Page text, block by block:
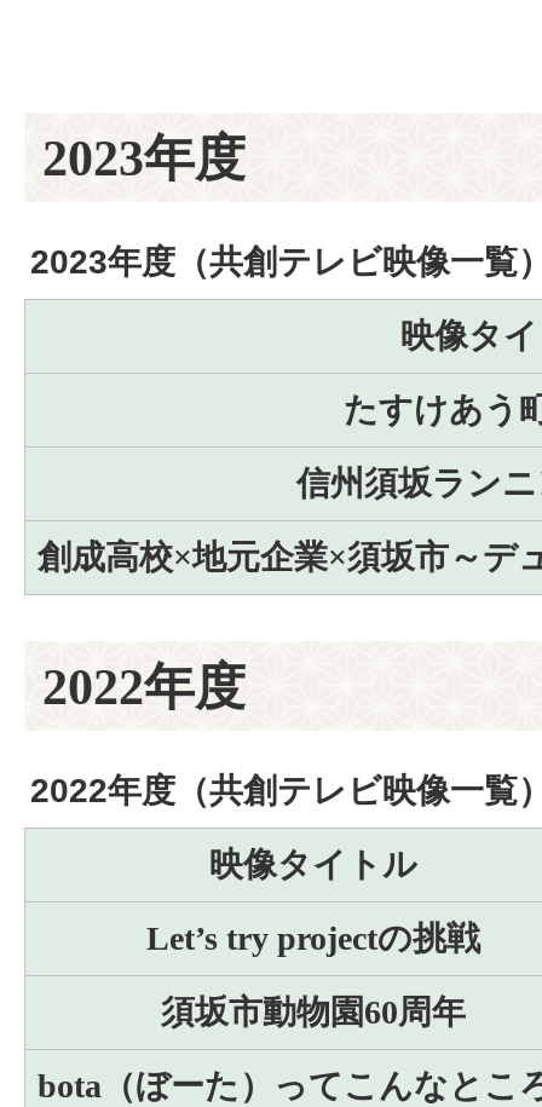
2023年度
2023年度（共創テレビ映像一覧
映像タ
たすけあう
信州須坂ラン
創成高校×地元企業×須坂市～デ
2022年度
2022年度（共創テレビ映像一覧
映像タイトル
Let’s try projectの挑戦
須坂市動物園60周年
bota（ぼーた）ってこんなとこ